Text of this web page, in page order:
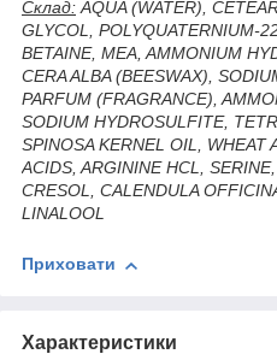
Склад:AQUA (WATER),
GLYCOL, POLYQUATERNIUM-
BETAINE, MEA, AMMONIUM
CERA ALBA (BEESWAX),
PARFUM (FRAGRANCE),
SODIUM HYDROSULFITE,
SPINOSA KERNEL OIL, WHEAT
ACIDS, ARGININE HCL,
CRESOL, CALENDULA
LINALOOL
Приховати
Характеристики